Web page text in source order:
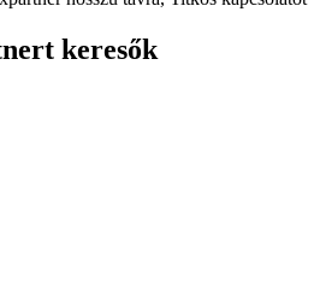
keresők